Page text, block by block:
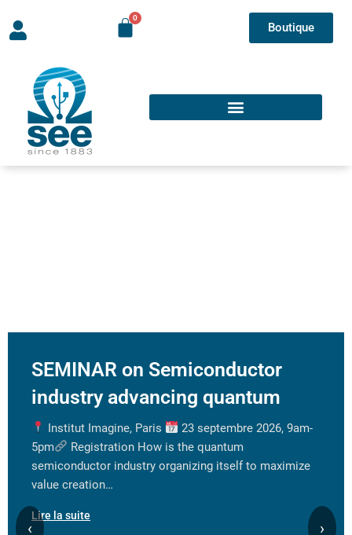
Boutique
SEMINAR on Semiconductor
industry advancing quantum
Institut Imagine, Paris
23 septembre 2026, 9am-
5pm
Registration How is the quantum
semiconductor industry organizing itself to maximize
value creation…
Lire la suite
‹ ›